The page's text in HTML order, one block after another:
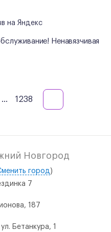
на Яндекс
Ненавязчивая
... 1238
Новгород
город)
7
187
Бетанкура, 1